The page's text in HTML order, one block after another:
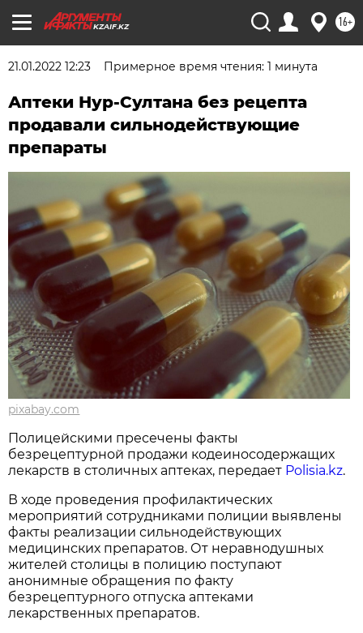
KZAIF.KZ 16+
21.01.2022 12:23 Примерное время чтения: 1 минута
Аптеки Нур-Султана без рецепта
продавали сильнодействующие
препараты
pixabay.com
Полицейскими пресечены факты
безрецептурной продажи кодеиносодержащих
лекарств в столичных аптеках, передает Polisia.kz.
В ходе проведения профилактических
мероприятий сотрудниками полиции выявлены
факты реализации сильнодействующих
медицинских препаратов. От неравнодушных
жителей столицы в полицию поступают
анонимные обращения по факту
безрецептурного отпуска аптеками
лекарственных препаратов.